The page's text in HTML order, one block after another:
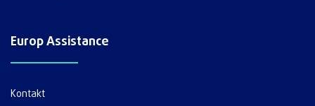
Europ Assistance
Kontakt